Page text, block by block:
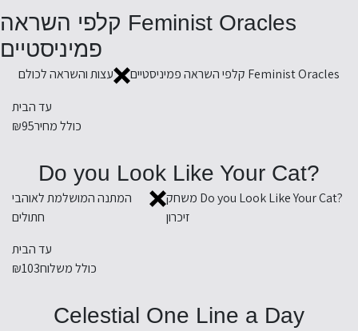
Feminist Oracles קלפי השראה
פמיניסטיים
Feminist Oracles קלפי השראה פמיניסטיים
עצות והשראה לכולם
עד הבית
כולל מחיר₪95
?Do you Look Like Your Cat
?Do you Look Like Your Cat משחק
זיכרון
המתנה המושלמת לאוהבי
חתולים
עד הבית
כולל משלוח₪103
Celestial One Line a Day